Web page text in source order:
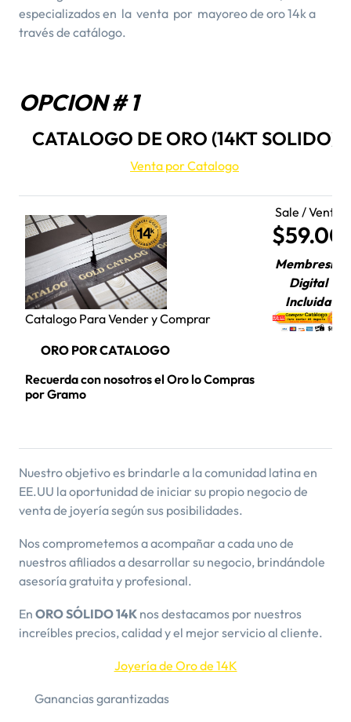
especializados en la venta por mayoreo de oro 14k a
través de catálogo.
OPCION # 1
CATALOGO DE ORO (14KT SOLIDO)
Venta por Catalogo
Catalogo Para Vender y Comprar
ORO POR CATALOGO
Recuerda con nosotros el Oro lo Compras
por Gramo
Sale / Venta
$59.00
Membresia
Digital
Incluida
Nuestro objetivo es brindarle a la comunidad latina en
EE.UU la oportunidad de iniciar su propio negocio de
venta de joyería según sus posibilidades.
Nos comprometemos a acompañar a cada uno de
nuestros afiliados a desarrollar su negocio, brindándole
asesoría gratuita y profesional.
En ORO SÓLIDO 14K nos destacamos por nuestros
increíbles precios, calidad y el mejor servicio al cliente.
Joyería de Oro de 14K
Ganancias garantizadas